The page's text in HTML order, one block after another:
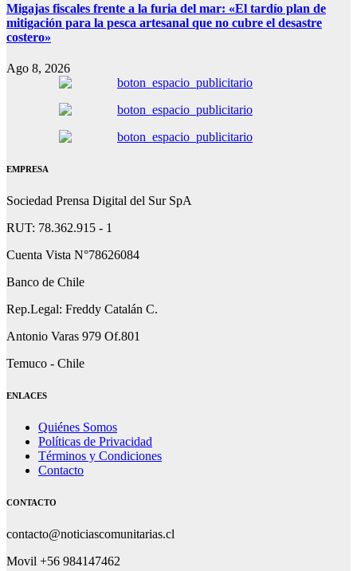
Migajas fiscales frente a la furia del mar: «El tardío plan de
mitigación para la pesca artesanal que no cubre el desastre
costero»
Ago 8, 2026
EMPRESA
Sociedad Prensa Digital del Sur SpA
RUT: 78.362.915 - 1
Cuenta Vista N°78626084
Banco de Chile
Rep.Legal: Freddy Catalán C.
Antonio Varas 979 Of.801
Temuco - Chile
ENLACES
Quiénes Somos
Políticas de Privacidad
Términos y Condiciones
Contacto
CONTACTO
contacto@noticiascomunitarias.cl
Movil +56 984147462